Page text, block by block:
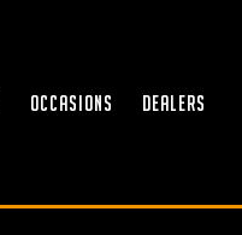
OCCASIONS DEALERS